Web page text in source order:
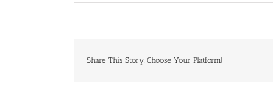
Share This Story, Choose Your Platform!